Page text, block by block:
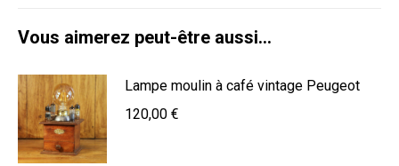
Vous aimerez peut-être aussi…
Lampe moulin à café vintage Peugeot
120,00 €